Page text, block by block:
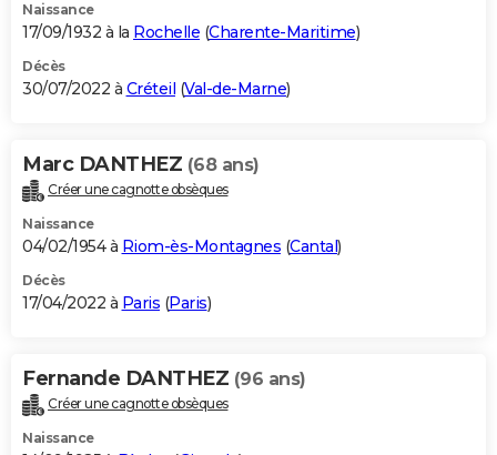
Naissance
17/09/1932 à la Rochelle (Charente-Maritime)
Décès
30/07/2022 à Créteil (Val-de-Marne)
Marc DANTHEZ (68 ans)
Créer une cagnotte obsèques
Naissance
04/02/1954 à Riom-ès-Montagnes (Cantal)
Décès
17/04/2022 à Paris (Paris)
Fernande DANTHEZ (96 ans)
Créer une cagnotte obsèques
Naissance